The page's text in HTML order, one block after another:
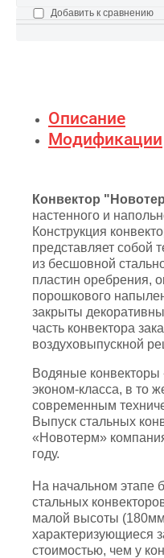
Добавить к сравнению
Описание
Модификации
Конвектор
настенного и
Конструкция
представляет собой
из бесшовной
пластин оребрения,
порошкового
закрыты
часть конвектора
воздуховыпускной
Водяные
эконом-класса, в то
современным
Выпуск стальных
«Новотерм»
году.
На начальном этапе
стальных
малой высоты
характеризующиеся
стоимостью, чем у